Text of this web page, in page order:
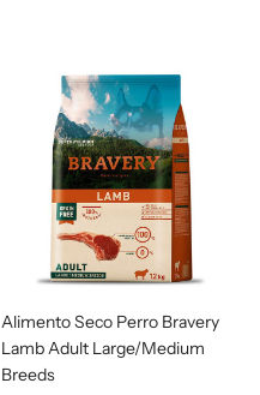
Alimento Seco Perro Bravery
Lamb Adult Large/Medium
Breeds